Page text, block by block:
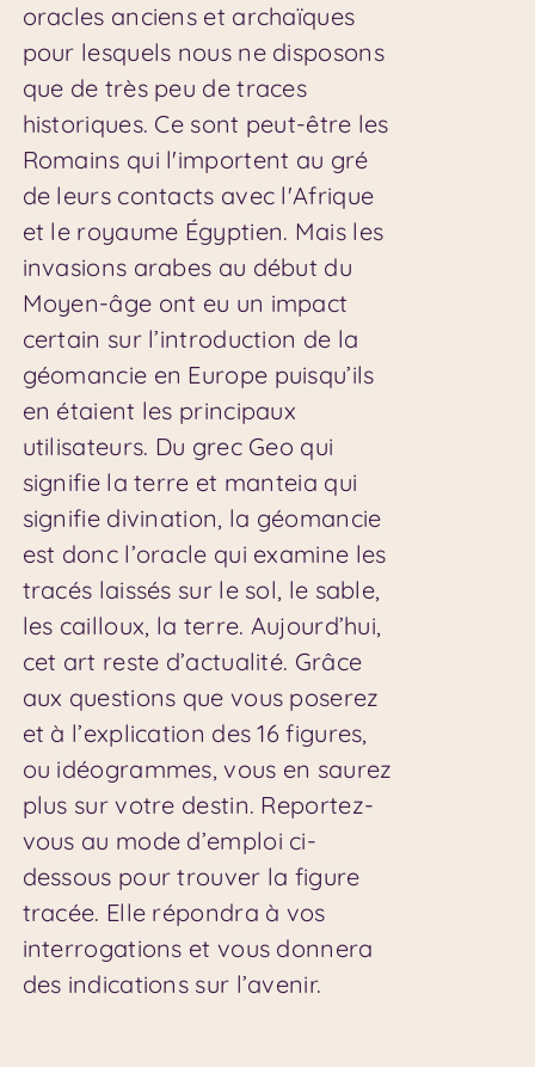
oracles anciens et archaïques
pour lesquels nous ne disposons
que de très peu de traces
historiques. Ce sont peut-être les
Romains qui l'importent au gré
de leurs contacts avec l'Afrique
et le royaume Égyptien. Mais les
invasions arabes au début du
Moyen-âge ont eu un impact
certain sur l’introduction de la
géomancie en Europe puisqu’ils
en étaient les principaux
utilisateurs. Du grec Geo qui
signifie la terre et manteia qui
signifie divination, la géomancie
est donc l’oracle qui examine les
tracés laissés sur le sol, le sable,
les cailloux, la terre. Aujourd’hui,
cet art reste d’actualité. Grâce
aux questions que vous poserez
et à l’explication des 16 figures,
ou idéogrammes, vous en saurez
plus sur votre destin. Reportez-
vous au mode d’emploi ci-
dessous pour trouver la figure
tracée. Elle répondra à vos
interrogations et vous donnera
des indications sur l’avenir.